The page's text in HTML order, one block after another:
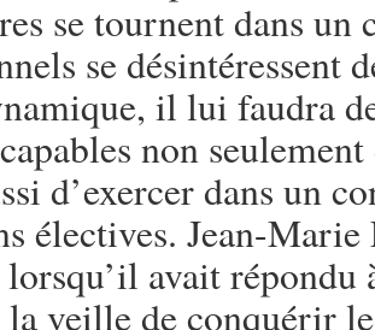
se tournent dans un
se désintéressent
il lui faudra
non
d’exercer dans un
électives. Jean-Marie
avait
la veille de conquérir